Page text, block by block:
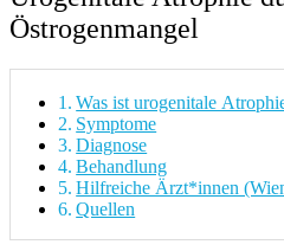
Östrogenmangel
Was ist urogenitale
Symptome
Diagnose
Behandlung
Hilfreiche Ärzt*innen
Quellen